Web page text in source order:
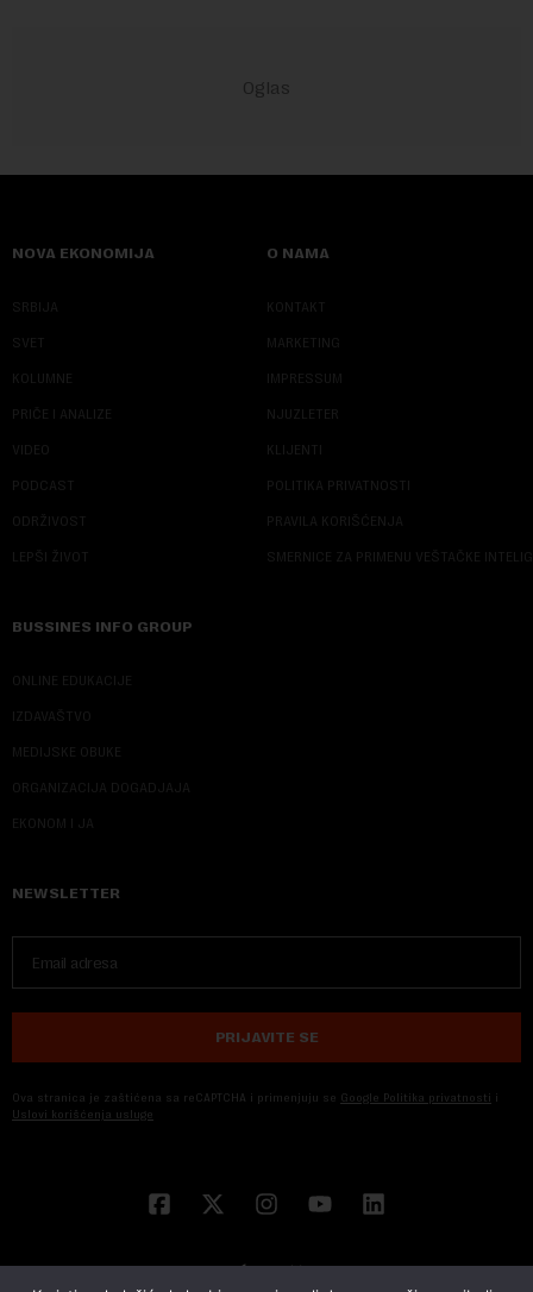
NOVA EKONOMIJA
SRBIJA
SVET
KOLUMNE
PRIČE I ANALIZE
VIDEO
PODCAST
ODRŽIVOST
LEPŠI ŽIVOT
O NAMA
KONTAKT
MARKETING
IMPRESSUM
NJUZLETER
KLIJENTI
POLITIKA PRIVATNOSTI
PRAVILA KORIŠĆENJA
SMERNICE ZA PRIMENU VEŠTAČKE
BUSSINES INFO GROUP
ONLINE EDUKACIJE
IZDAVAŠTVO
MEDIJSKE OBUKE
ORGANIZACIJA DOGADJAJA
EKONOM I JA
NEWSLETTER
PRIJAVITE SE
Ova stranica je zaštićena sa reCAPTCHA i primenjuju se Google Politika privatnosti i
Uslovi korišćenja usluge